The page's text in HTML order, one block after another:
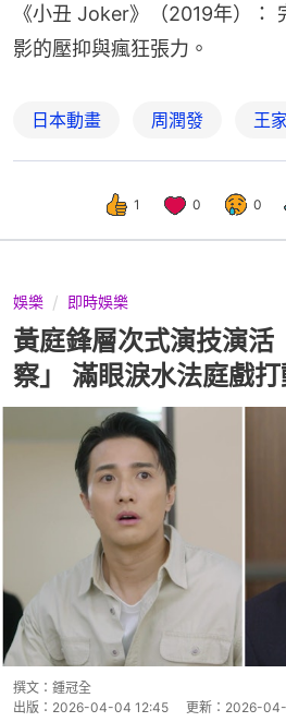
《小丑 Joker》（2019年）：
影的壓抑與瘋狂張力。
日本動畫 周潤發 王
1 0 0
娛樂 即時娛樂
黃庭鋒層次式演技演活
察」 滿眼淚水法庭戲
撰文： 鍾冠全
出版： 2026-04-04 12:45 更新： 2026-